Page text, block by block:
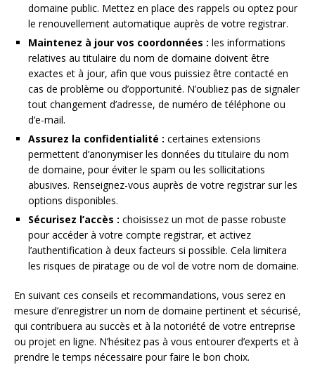
domaine public. Mettez en place des rappels ou optez pour
le renouvellement automatique auprès de votre registrar.
Maintenez à jour vos coordonnées : les informations
relatives au titulaire du nom de domaine doivent être
exactes et à jour, afin que vous puissiez être contacté en
cas de problème ou d’opportunité. N’oubliez pas de signaler
tout changement d’adresse, de numéro de téléphone ou
d’e-mail.
Assurez la confidentialité : certaines extensions
permettent d’anonymiser les données du titulaire du nom
de domaine, pour éviter le spam ou les sollicitations
abusives. Renseignez-vous auprès de votre registrar sur les
options disponibles.
Sécurisez l’accès : choisissez un mot de passe robuste
pour accéder à votre compte registrar, et activez
l’authentification à deux facteurs si possible. Cela limitera
les risques de piratage ou de vol de votre nom de domaine.
En suivant ces conseils et recommandations, vous serez en
mesure d’enregistrer un nom de domaine pertinent et sécurisé,
qui contribuera au succès et à la notoriété de votre entreprise
ou projet en ligne. N’hésitez pas à vous entourer d’experts et à
prendre le temps nécessaire pour faire le bon choix.